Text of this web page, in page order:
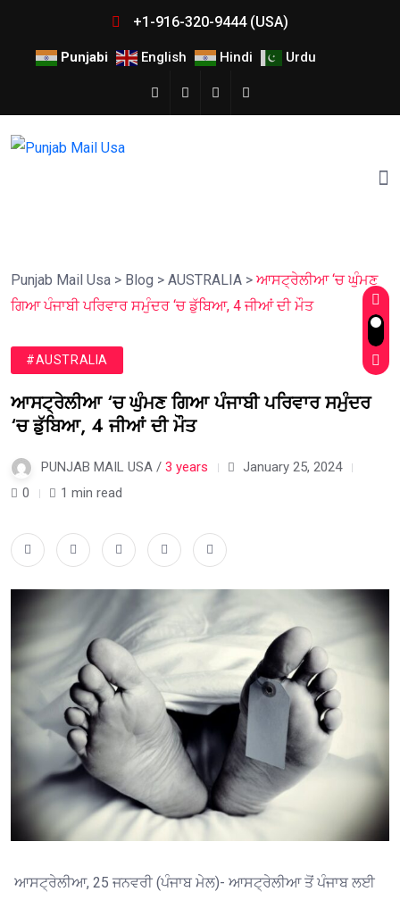
+1-916-320-9444 (USA)
Punjabi English Hindi Urdu
Punjab Mail Usa > Blog > AUSTRALIA > ਆਸਟ੍ਰੇਲੀਆ ‘ਚ ਘੁੰਮਣ
ਗਿਆ ਪੰਜਾਬੀ ਪਰਿਵਾਰ ਸਮੁੰਦਰ ‘ਚ ਡੁੱਬਿਆ, 4 ਜੀਆਂ ਦੀ ਮੌਤ
#AUSTRALIA
ਆਸਟ੍ਰੇਲੀਆ ‘ਚ ਘੁੰਮਣ ਗਿਆ ਪੰਜਾਬੀ ਪਰਿਵਾਰ ਸਮੁੰਦਰ
‘ਚ ਡੁੱਬਿਆ, 4 ਜੀਆਂ ਦੀ ਮੌਤ
PUNJAB MAIL USA / 3 years
January 25, 2024
0
1 min read
ਆਸਟ੍ਰੇਲੀਆ, 25 ਜਨਵਰੀ (ਪੰਜਾਬ ਮੇਲ)- ਆਸਟ੍ਰੇਲੀਆ ਤੋਂ ਪੰਜਾਬ ਲਈ